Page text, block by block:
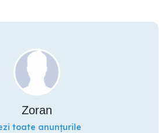
Zoran
toate anunțurile